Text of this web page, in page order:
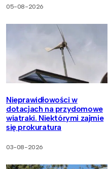
05-08-2026
Nieprawidłowości w
dotacjach na przydomowe
wiatraki. Niektórymi zajmie
się prokuratura
03-08-2026